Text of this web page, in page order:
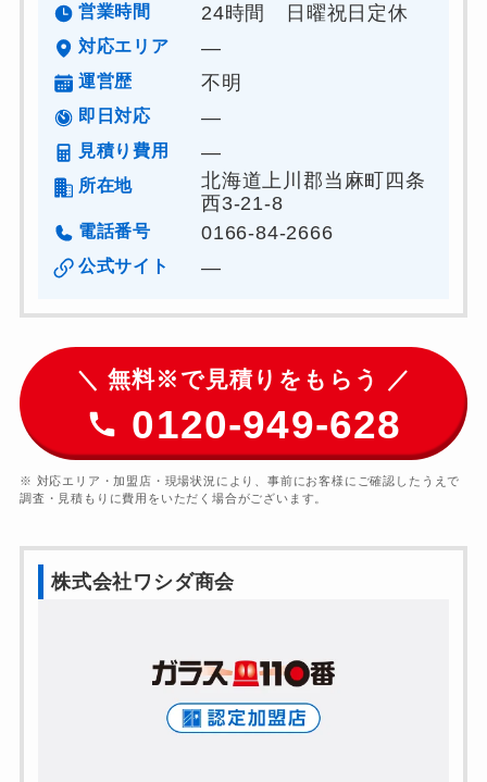
営業時間 24時間 日曜祝日定休
対応エリア ―
運営歴 不明
即日対応 ―
見積り費用 ―
所在地
北海道上川郡当麻町四条
西3-21-8
電話番号 0166-84-2666
公式サイト ―
＼ 無料※で見積りをもらう ／
0120-949-628
※ 対応エリア・加盟店・現場状況により、事前にお客様にご確認したうえで
調査・見積もりに費用をいただく場合がございます。
株式会社ワシダ商会